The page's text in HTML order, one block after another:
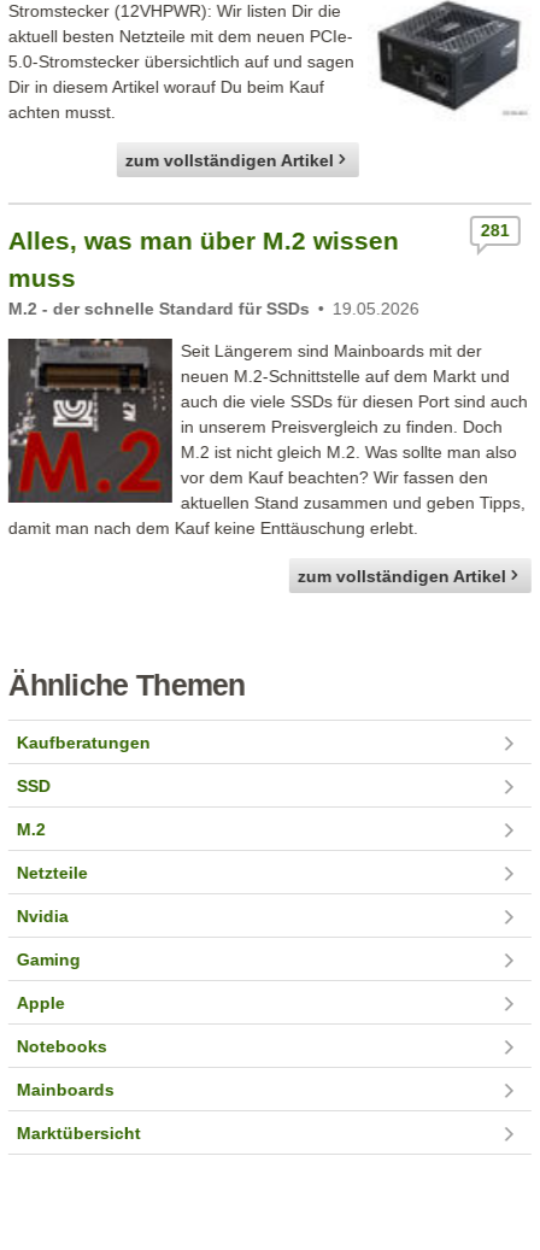
Stromstecker (12VHPWR): Wir listen Dir die
aktuell besten Netzteile mit dem neuen PCIe-
5.0-Stromstecker übersichtlich auf und sagen
Dir in diesem Artikel worauf Du beim Kauf
achten musst.
zum vollständigen Artikel
Alles, was man über M.2 wissen
muss
M.2 - der schnelle Standard für SSDs 19.05.2026
281
Seit Längerem sind Mainboards mit der
neuen M.2-Schnittstelle auf dem Markt und
auch die viele SSDs für diesen Port sind auch
in unserem Preisvergleich zu finden. Doch
M.2 ist nicht gleich M.2. Was sollte man also
vor dem Kauf beachten? Wir fassen den
aktuellen Stand zusammen und geben Tipps,
damit man nach dem Kauf keine Enttäuschung erlebt.
zum vollständigen Artikel
Ähnliche Themen
Kaufberatungen
SSD
M.2
Netzteile
Nvidia
Gaming
Apple
Notebooks
Mainboards
Marktübersicht